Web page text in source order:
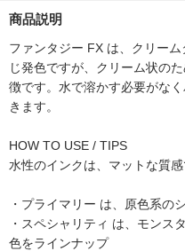
商品説明
ファンタジー FX は、クリー
じ発色ですが、クリーム状の
徴です。水で溶かす必要がな
きます。
HOW TO USE / TIPS
水性のインクは、マットな質
・プライマリー は、原色系の
・スペシャリティ は、モンス
色をラインナップ